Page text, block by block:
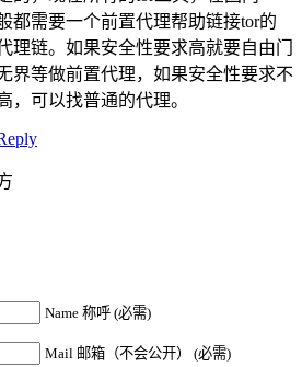
都需要一个前置代理帮助链接tor的
理链。如果安全性要求高就要自由门
界等做前置代理，如果安全性要求不
，可以找普通的代理。
Name 称呼 (必需)
Mail 邮箱（不会公开） (必需)